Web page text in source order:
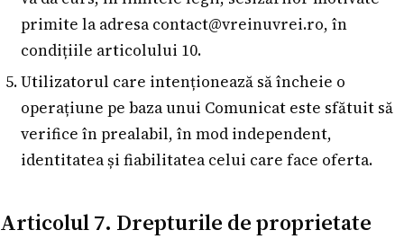
primite la adresa contact@vreinuvrei.ro, în
condițiile articolului 10.
Utilizatorul care intenționează să încheie o
operațiune pe baza unui Comunicat este sfătuit să
verifice în prealabil, în mod independent,
identitatea și fiabilitatea celui care face oferta.
Articolul 7. Drepturile de proprietate